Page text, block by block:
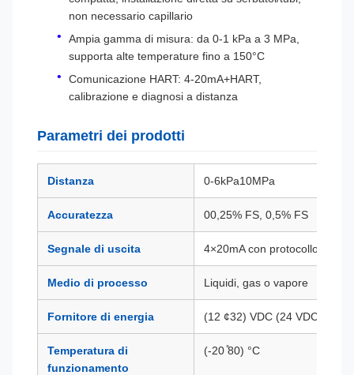
non necessario capillario
Ampia gamma di misura: da 0-1 kPa a 3 MPa,
supporta alte temperature fino a 150°C
Comunicazione HART: 4-20mA+HART,
calibrazione e diagnosi a distanza
Parametri dei prodotti
Distanza 0-6kPa10MPa
Accuratezza 00,25% FS, 0,5% FS
Segnale di uscita 4×20mA con protocollo
Medio di processo Liquidi, gas o vapore
Fornitore di energia (12 ¢32) VDC (24 VDC
Temperatura di
funzionamento
(-20 ̊80) °C